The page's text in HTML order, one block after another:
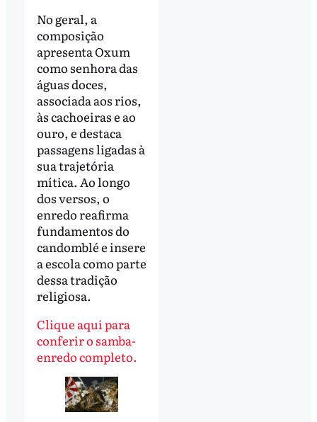
No geral, a
composição
apresenta Oxum
como senhora das
águas doces,
associada aos rios,
às cachoeiras e ao
ouro, e destaca
passagens ligadas à
sua trajetória
mítica. Ao longo
dos versos, o
enredo reafirma
fundamentos do
candomblé e insere
a escola como parte
dessa tradição
religiosa.
Clique aqui para
conferir o samba-
enredo completo.